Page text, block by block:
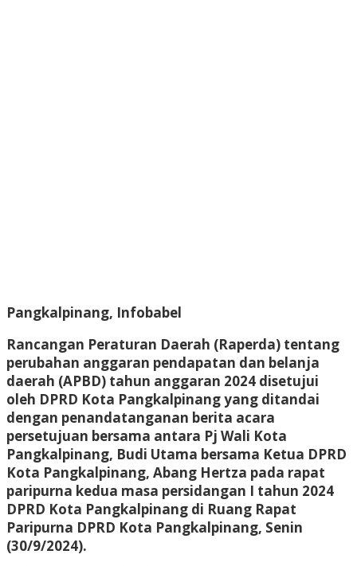
Pangkalpinang, Infobabel
Rancangan Peraturan Daerah (Raperda) tentang
perubahan anggaran pendapatan dan belanja
daerah (APBD) tahun anggaran 2024 disetujui
oleh DPRD Kota Pangkalpinang yang ditandai
dengan penandatanganan berita acara
persetujuan bersama antara Pj Wali Kota
Pangkalpinang, Budi Utama bersama Ketua DPRD
Kota Pangkalpinang, Abang Hertza pada rapat
paripurna kedua masa persidangan I tahun 2024
DPRD Kota Pangkalpinang di Ruang Rapat
Paripurna DPRD Kota Pangkalpinang, Senin
(30/9/2024).